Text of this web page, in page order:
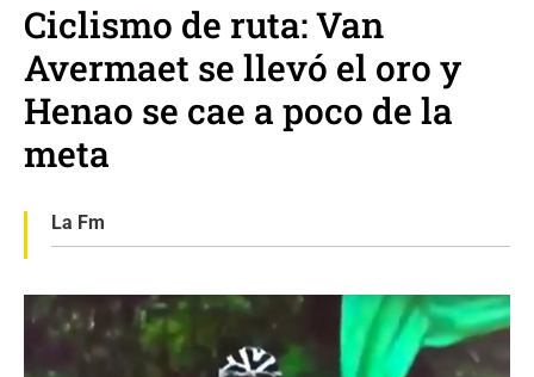
Ciclismo de ruta: Van
Avermaet se llevó el oro y
Henao se cae a poco de la
meta
La Fm